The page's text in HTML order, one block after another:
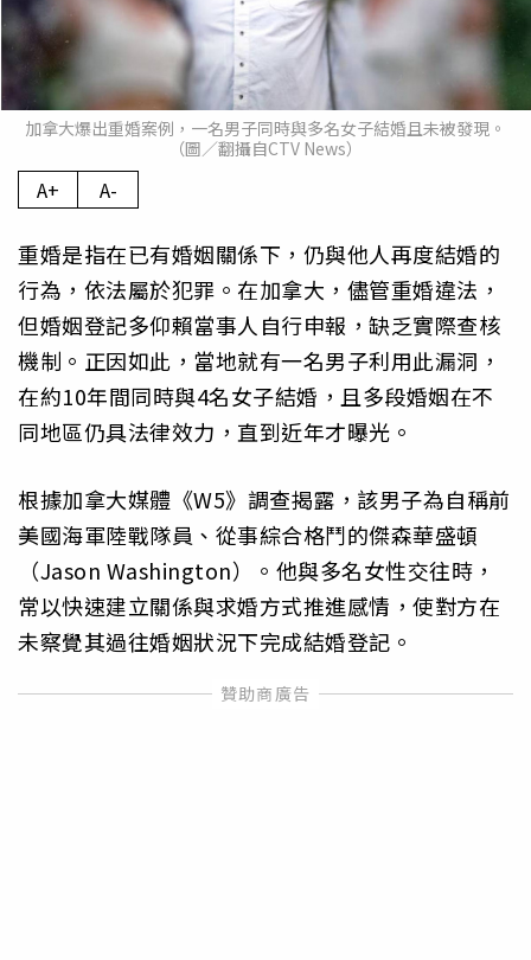
加拿大爆出重婚案例，一名男子同時與多名女子結婚且未被發現。
（圖／翻攝自CTV News）
A+ A-
重婚是指在已有婚姻關係下，仍與他人再度結婚的
行為，依法屬於犯罪。在加拿大，儘管重婚違法，
但婚姻登記多仰賴當事人自行申報，缺乏實際查核
機制。正因如此，當地就有一名男子利用此漏洞，
在約10年間同時與4名女子結婚，且多段婚姻在不
同地區仍具法律效力，直到近年才曝光。
根據加拿大媒體《W5》調查揭露，該男子為自稱前
美國海軍陸戰隊員、從事綜合格鬥的傑森華盛頓
（Jason Washington）。他與多名女性交往時，
常以快速建立關係與求婚方式推進感情，使對方在
未察覺其過往婚姻狀況下完成結婚登記。